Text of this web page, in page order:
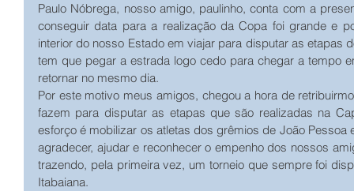
Paulo Nóbrega, nosso amigo, paulinho, conta com a
conseguir data para a realização da Copa foi grande e
interior do nosso Estado em viajar para disputar as etapas
tem que pegar a estrada logo cedo para chegar a tempo
retornar no mesmo dia.
Por este motivo meus amigos, chegou a hora de
fazem para disputar as etapas que são realizadas na
esforço é mobilizar os atletas dos grêmios de João
agradecer, ajudar e reconhecer o empenho dos nossos
trazendo, pela primeira vez, um torneio que sempre foi
Itabaiana.